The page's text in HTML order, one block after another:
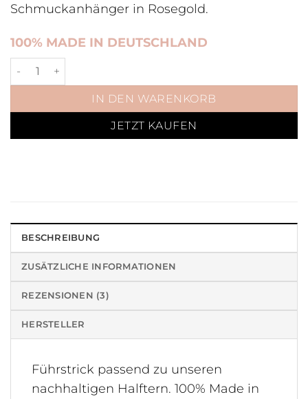
Schmuckanhänger in Rosegold.
100% MADE IN DEUTSCHLAND
Führstrick Schwarz Rosegold Menge
IN DEN WARENKORB
JETZT KAUFEN
BESCHREIBUNG
ZUSÄTZLICHE INFORMATIONEN
REZENSIONEN (3)
HERSTELLER
Führstrick passend zu unseren
nachhaltigen Halftern. 100% Made in